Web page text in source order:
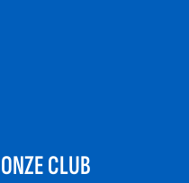
ONZE CLUB